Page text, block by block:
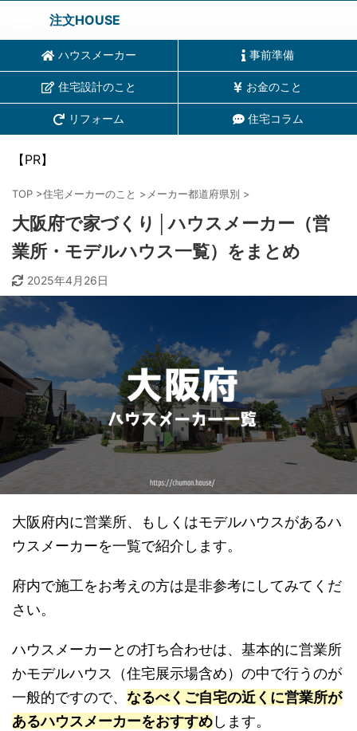
注文HOUSE
ハウスメーカー 事前準備
住宅設計のこと お金のこと
リフォーム 住宅コラム
【PR】
TOP >住宅メーカーのこと > メーカー都道府県別 >
大阪府で家づくり│ハウスメーカー（営
業所・モデルハウス一覧）をまとめ
2025年4月26日
大阪府内に営業所、もしくはモデルハウスがあるハ
ウスメーカーを一覧で紹介します。
府内で施工をお考えの方は是非参考にしてみてくだ
さい。
ハウスメーカーとの打ち合わせは、基本的に営業所
かモデルハウス（住宅展示場含め）の中で行うのが
一般的ですので、 なるべくご自宅の近くに営業所が
あるハウスメーカーをおすすめします。